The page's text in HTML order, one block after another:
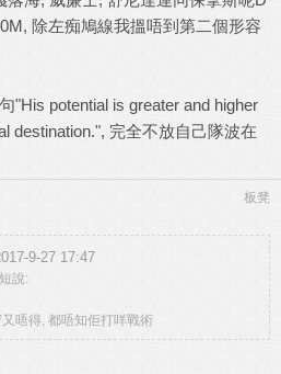
除左痴鳩線我搵唔到第二個形容
"His potential is greater and higher
destination.", 完全不放自己隊波在
板凳
9-27 17:47
說:
唔得, 都唔知佢打咩戰術